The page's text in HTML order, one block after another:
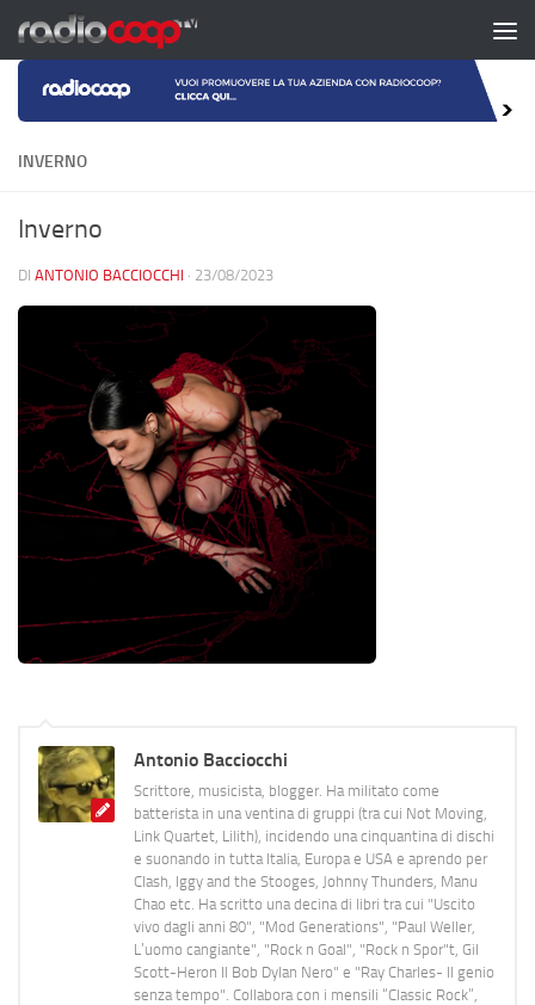
Salta al contenuto
INVERNO
Inverno
DI ANTONIO BACCIOCCHI · 23/08/2023
Antonio Bacciocchi
Scrittore, musicista, blogger. Ha militato come
batterista in una ventina di gruppi (tra cui Not Moving,
Link Quartet, Lilith), incidendo una cinquantina di dischi
e suonando in tutta Italia, Europa e USA e aprendo per
Clash, Iggy and the Stooges, Johnny Thunders, Manu
Chao etc. Ha scritto una decina di libri tra cui "Uscito
vivo dagli anni 80", "Mod Generations", "Paul Weller,
L’uomo cangiante", "Rock n Goal", "Rock n Spor"t, Gil
Scott-Heron Il Bob Dylan Nero" e "Ray Charles- Il genio
senza tempo". Collabora con i mensili “Classic Rock”,